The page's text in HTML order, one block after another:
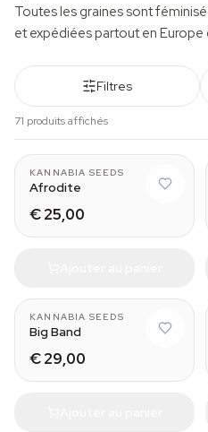
Toutes les graines sont
et expédiées partout en Europe
Filtres
71 produits affichés
KANNABIA SEEDS
Afrodite
€ 25,00
KANNABIA SEEDS
Big Band
€ 29,00